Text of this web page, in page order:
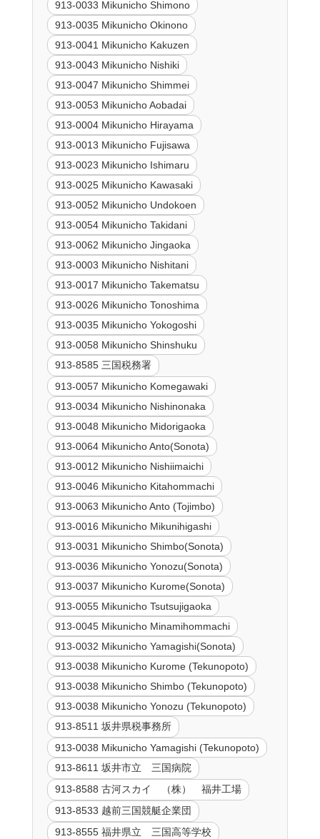
913-0033 Mikunicho Shimono
913-0035 Mikunicho Okinono
913-0041 Mikunicho Kakuzen
913-0043 Mikunicho Nishiki
913-0047 Mikunicho Shimmei
913-0053 Mikunicho Aobadai
913-0004 Mikunicho Hirayama
913-0013 Mikunicho Fujisawa
913-0023 Mikunicho Ishimaru
913-0025 Mikunicho Kawasaki
913-0052 Mikunicho Undokoen
913-0054 Mikunicho Takidani
913-0062 Mikunicho Jingaoka
913-0003 Mikunicho Nishitani
913-0017 Mikunicho Takematsu
913-0026 Mikunicho Tonoshima
913-0035 Mikunicho Yokogoshi
913-0058 Mikunicho Shinshuku
913-8585 三国税務署
913-0057 Mikunicho Komegawaki
913-0034 Mikunicho Nishinonaka
913-0048 Mikunicho Midorigaoka
913-0064 Mikunicho Anto(Sonota)
913-0012 Mikunicho Nishiimaichi
913-0046 Mikunicho Kitahommachi
913-0063 Mikunicho Anto (Tojimbo)
913-0016 Mikunicho Mikunihigashi
913-0031 Mikunicho Shimbo(Sonota)
913-0036 Mikunicho Yonozu(Sonota)
913-0037 Mikunicho Kurome(Sonota)
913-0055 Mikunicho Tsutsujigaoka
913-0045 Mikunicho Minamihommachi
913-0032 Mikunicho Yamagishi(Sonota)
913-0038 Mikunicho Kurome (Tekunopoto)
913-0038 Mikunicho Shimbo (Tekunopoto)
913-0038 Mikunicho Yonozu (Tekunopoto)
913-8511 坂井県税事務所
913-0038 Mikunicho Yamagishi (Tekunopoto)
913-8611 坂井市立 三国病院
913-8588 古河スカイ （株） 福井工場
913-8533 越前三国競艇企業団
913-8555 福井県立 三国高等学校